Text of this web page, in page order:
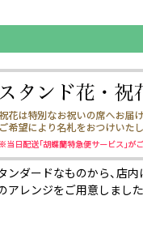
ンダードなものから、店
アレンジをご用意しました